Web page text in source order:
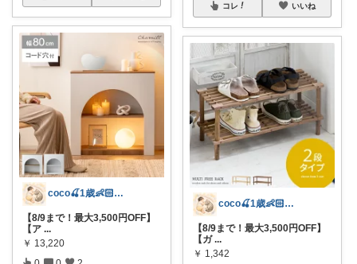
coco🍒1歳👶🏻5歳🐈
【8/9まで！最大3,500円OFF】
【ア ...
￥ 13,220
コレ いいね
coco🍒1歳👶🏻5歳🐈
【8/9まで！最大3,500円OFF】
【ガ ...
￥ 1,342